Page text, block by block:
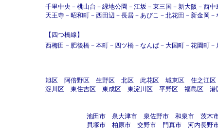
千里中央 － 桃山台 － 緑地公園 － 江坂 － 東三国 － 新大阪 － 西中
天王寺 － 昭和町 － 西田辺 － 長居 － あびこ － 北花田 － 新金岡 －
【四つ橋線】
西梅田 － 肥後橋 － 本町 － 四ツ橋 － なんば － 大国町 － 花園町 －
旭区 阿倍野区 生野区 北区 此花区 城東区
住之江区
淀川区
東住吉区 東成区 東淀川区 平野区 福島区 港
池田市 泉大津市 泉佐野市 和泉市
茨木
貝塚市
柏原市 交野市 門真市
河内長野